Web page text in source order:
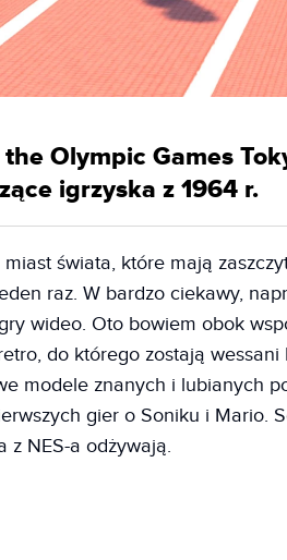
Olympic Games
igrzyska z 1964 r.
świata, które mają
raz. W bardzo ciekawy,
wideo. Oto bowiem obok
do którego zostają wessani
modele znanych i lubianych
gier o Soniku i Mario.
z NES-a odżywają.